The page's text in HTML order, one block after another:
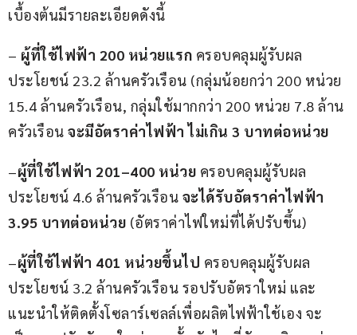
เบื้องต้นมีรายละเอียดดังนี้
– ผู้ที่ใช้ไฟฟ้า 200 หน่วยแรก ครอบคลุมผู้รับผล
ประโยชน์ 23.2 ล้านครัวเรือน (กลุ่มน้อยกว่า 200 หน่วย
15.4 ล้านครัวเรือน, กลุ่มใช้มากกว่า 200 หน่วย 7.8 ล้าน
ครัวเรือน จะมีอัตราค่าไฟฟ้า ไม่เกิน 3 บาทต่อหน่วย
–ผู้ที่ใช้ไฟฟ้า 201–400 หน่วย ครอบคลุมผู้รับผล
ประโยชน์ 4.6 ล้านครัวเรือน จะได้รับอัตราค่าไฟฟ้า
3.95 บาทต่อหน่วย (อัตราค่าไฟใหม่ที่ได้ปรับขึ้น)
–ผู้ที่ใช้ไฟฟ้า 401 หน่วยขึ้นไป ครอบคลุมผู้รับผล
ประโยชน์ 3.2 ล้านครัวเรือน รอปรับอัตราใหม่ และ
แนะนำให้ติดตั้งโซลาร์เซลล์เพื่อผลิตไฟฟ้าใช้เอง จะ